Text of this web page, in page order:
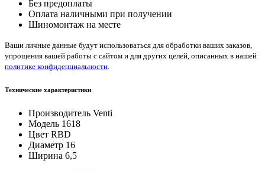
ET33
DIA60,1
Без предоплаты
Оплата наличными при получении
Шиномонтаж на месте
Ваши личные данные будут использоваться для обработки ваших заказов,
упрощения вашей работы с сайтом и для других целей, описанных в нашей
политике конфиденциальности.
Технические характеристики
Производитель Venti
Модель 1618
Цвет RBD
Диаметр 16
Ширина 6,5